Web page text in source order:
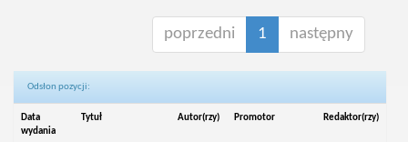
poprzedni 1 następny
Odsłon pozycji:
Data
wydania
Tytuł Autor(rzy) Promotor Redaktor(rzy)